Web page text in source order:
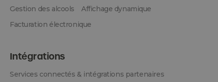
Gestion des alcools
Affichage dynamique
Facturation électronique
Intégrations
Services connectés & intégrations partenaires